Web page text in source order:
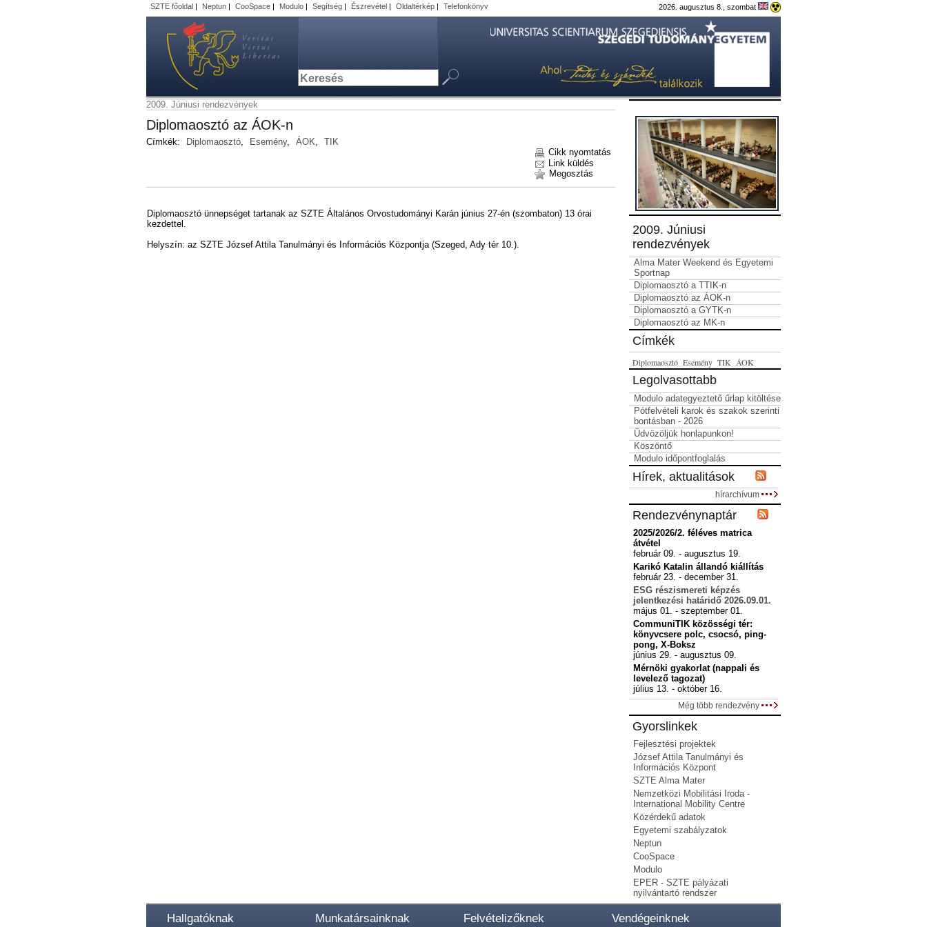
SZTE főoldal | Neptun | CooSpace | Modulo | Segítség | Észrevétel | Oldaltérkép | Telefonkönyv 2026. augusztus 8., szombat
2009. Júniusi rendezvények
Diplomaosztó az ÁOK-n
Címkék: Diplomaosztó, Esemény, ÁOK,
TIK
Cikk nyomtatás
Link küldés
Megosztás
Diplomaosztó ünnepséget tartanak az SZTE Általános Orvostudományi Karán június 27-én (szombaton) 13 órai
kezdettel.
Helyszín: az SZTE József Attila Tanulmányi és Információs Központja (Szeged, Ady tér 10.).
2009. Júniusi
rendezvények
Alma Mater Weekend és Egyetemi
Sportnap
Diplomaosztó a TTIK-n
Diplomaosztó az ÁOK-n
Diplomaosztó a GYTK-n
Diplomaosztó az MK-n
Címkék
Diplomaosztó Esemény TIK ÁOK
Legolvasottabb
Modulo adategyeztető űrlap kitöltése
Pótfelvételi karok és szakok szerinti
bontásban - 2026
Üdvözöljük honlapunkon!
Köszöntő
Modulo időpontfoglalás
Hírek, aktualitások
hírarchívum
Rendezvénynaptár
2025/2026/2. féléves matrica
átvétel
február 09. - augusztus 19.
Karikó Katalin állandó kiállítás
február 23. - december 31.
ESG részismereti képzés
jelentkezési határidő 2026.09.01.
május 01. - szeptember 01.
CommuniTIK közösségi tér:
könyvcsere polc, csocsó, ping-
pong, X-Boksz
június 29. - augusztus 09.
Mérnöki gyakorlat (nappali és
levelező tagozat)
július 13. - október 16.
Még több rendezvény
Gyorslinkek
Fejlesztési projektek
József Attila Tanulmányi és
Információs Központ
SZTE Alma Mater
Nemzetközi Mobilitási Iroda -
International Mobility Centre
Közérdekű adatok
Egyetemi szabályzatok
Neptun
CooSpace
Modulo
EPER - SZTE pályázati
nyilvántartó rendszer
Hallgatóknak Munkatársainknak Felvételizőknek Vendégeinknek